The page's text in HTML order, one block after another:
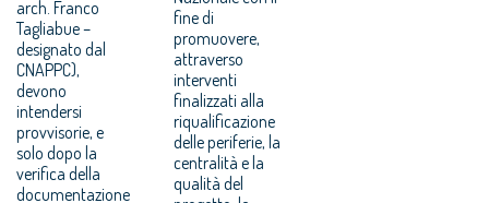
arch. Franco
Tagliabue –
designato dal
CNAPPC),
devono
intendersi
provvisorie, e
solo dopo la
verifica della
documentazione
fine di
promuovere,
attraverso
interventi
finalizzati alla
riqualificazione
delle periferie, la
centralità e la
qualità del